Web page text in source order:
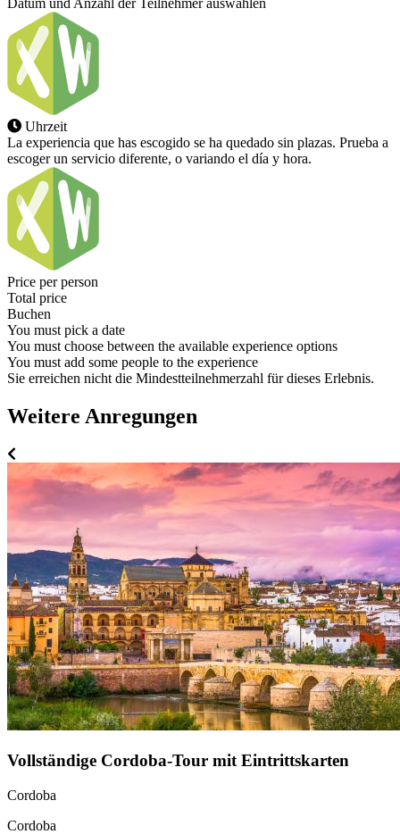
Datum und Anzahl der Teilnehmer auswählen
Uhrzeit
La experiencia que has escogido se ha quedado sin plazas. Prueba a
escoger un servicio diferente, o variando el día y hora.
Price per person
Total price
Buchen
You must pick a date
You must choose between the available experience options
You must add some people to the experience
Sie erreichen nicht die Mindestteilnehmerzahl für dieses Erlebnis.
Weitere Anregungen
Vollständige Cordoba-Tour mit Eintrittskarten
Cordoba
Cordoba